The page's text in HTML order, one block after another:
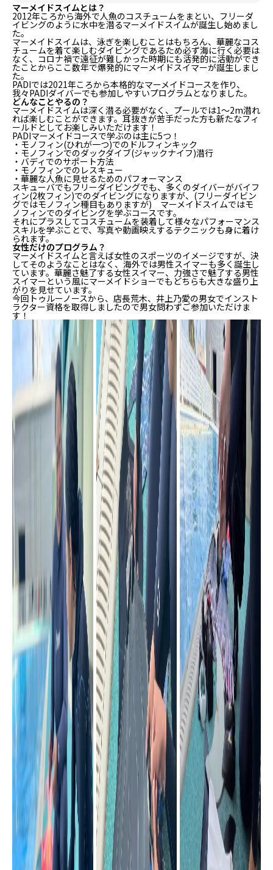
マーメイドスイムとは？
2012年ころから海外で人魚のコスチュームをまとい、フリーダ
イビングのように水中を潜るマーメイドスイムが誕生し始めまし
た。
マーメイドスイムは、泳ぎを楽しむことはもちろん、華麗なコス
チュームを着て楽しむダイビングであるため必ず海に行く必要は
なく、コロナ禍で遠征が難しかった時期にも活発的に活動ができ
たことからここ数年で爆発的にマーメイドスイマーが誕生しまし
た。
PADIでは2021年ころから本格的なマーメイドコースを作り、
我々PADIダイバーでも参加しやすいプログラムとなりました。
どんなことやるの？
マーメイドスイムは深く潜る必要がなく、プールでは1～2m潜れ
れば楽しむことができます。耳抜きが苦手だった方も新たなフィ
ールドとしてお楽しみいただけます！
PADIマーメイドコースで学ぶのは主に5つ！
・モノフィン(ひれが一つ)でのドルフィンキック
・モノフィンでのダックダイブ(ジャックナイフ)潜行
・バディでのサポート方法
・モノフィンでのレスキュー
・華麗な人魚に見せるためのパフォーマンス
スキューバでもフリーダイビングでも、多くのダイバーがバイフ
ィン(2枚フィン)でのダイビングになりますが、(フリーダイビン
グではモノフィン種目もありますが) マーメイドスイムではモ
ノフィンでのダイビングを学ぶコースです。
それにプラスしてコスチュームを装着して様々なパフォーマンス
スキルを学ぶことで、写真や動画映えするテクニックも身に着け
られます。
女性だけのプログラム？
マーメイドスイムと言えば女性のスポーツのイメージですが、決
してそのようなことはなく、海外では男性スイマーも多く誕生し
ています。華麗さ魅了する女性スイマー、力強さで魅了する男性
スイマーという風にマーメイドショーでもどちらも大きな盛り上
がりを見せています。
今回トゥルーノースから、店長荒木、井上乃愛の男女でインスト
ラクター資格を取得しましたので男女問わずご参加いただけま
す！